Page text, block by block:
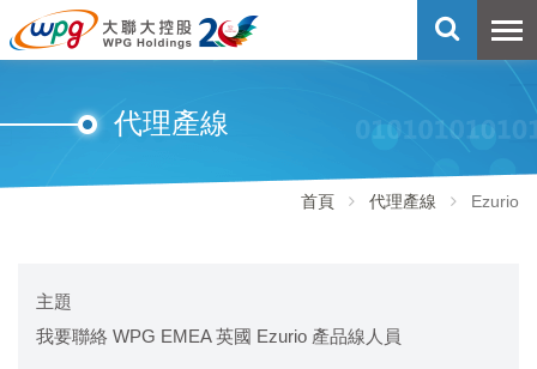
代理產線
首頁 代理產線 Ezurio
主題
我要聯絡 WPG EMEA 英國 Ezurio 產品線人員